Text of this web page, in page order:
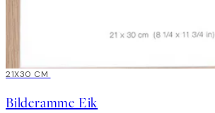
15%*
21X30 CM
Bilderamme Eik